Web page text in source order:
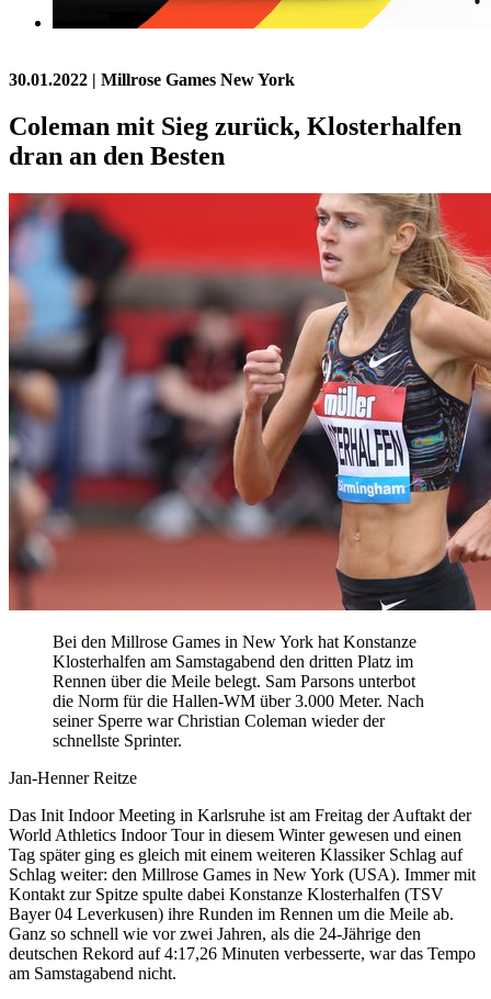
30.01.2022 | Millrose Games New York
Coleman mit Sieg zurück, Klosterhalfen
dran an den Besten
Bei den Millrose Games in New York hat Konstanze
Klosterhalfen am Samstagabend den dritten Platz im
Rennen über die Meile belegt. Sam Parsons unterbot
die Norm für die Hallen-WM über 3.000 Meter. Nach
seiner Sperre war Christian Coleman wieder der
schnellste Sprinter.
Jan-Henner Reitze
Das Init Indoor Meeting in Karlsruhe ist am Freitag der Auftakt der
World Athletics Indoor Tour in diesem Winter gewesen und einen
Tag später ging es gleich mit einem weiteren Klassiker Schlag auf
Schlag weiter: den Millrose Games in New York (USA). Immer mit
Kontakt zur Spitze spulte dabei Konstanze Klosterhalfen (TSV
Bayer 04 Leverkusen) ihre Runden im Rennen um die Meile ab.
Ganz so schnell wie vor zwei Jahren, als die 24-Jährige den
deutschen Rekord auf 4:17,26 Minuten verbesserte, war das Tempo
am Samstagabend nicht.